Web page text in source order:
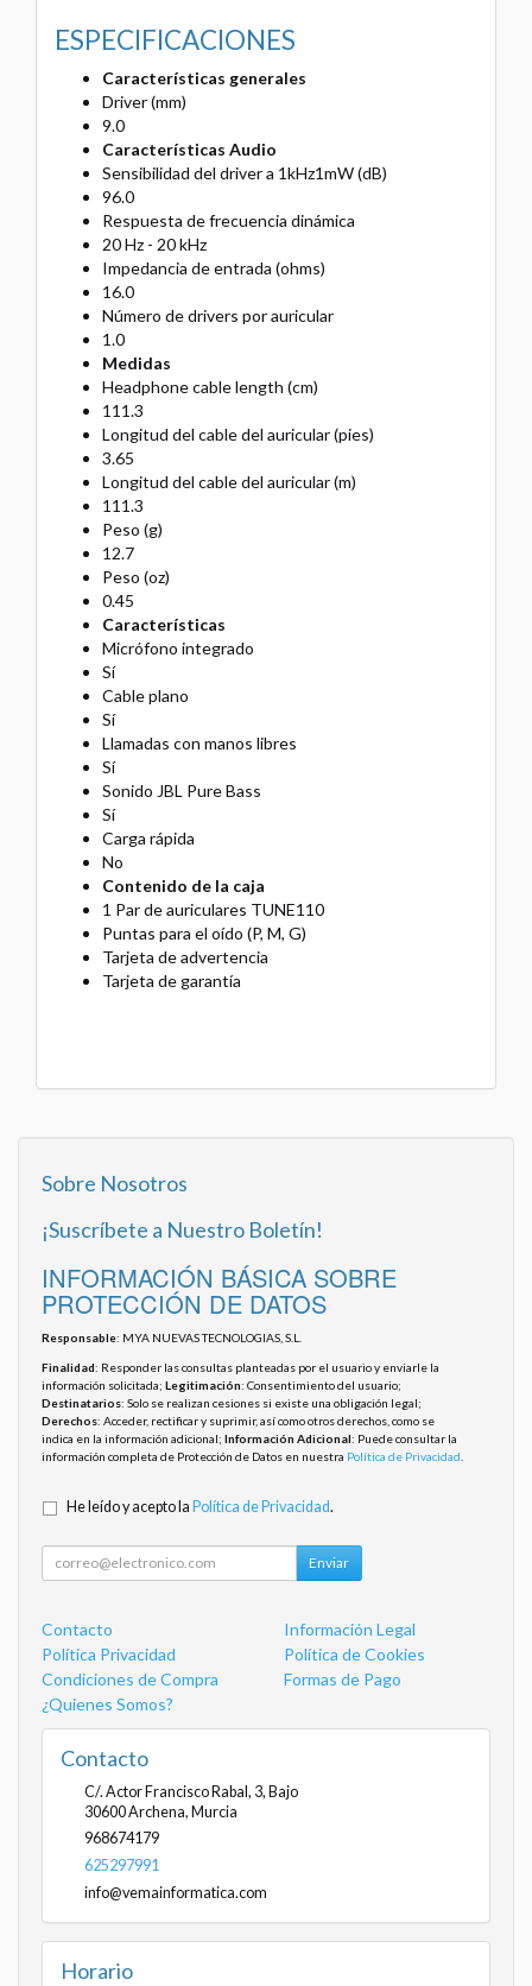
ESPECIFICACIONES
Características generales
Driver (mm)
9.0
Características Audio
Sensibilidad del driver a 1kHz1mW (dB)
96.0
Respuesta de frecuencia dinámica
20 Hz - 20 kHz
Impedancia de entrada (ohms)
16.0
Número de drivers por auricular
1.0
Medidas
Headphone cable length (cm)
111.3
Longitud del cable del auricular (pies)
3.65
Longitud del cable del auricular (m)
111.3
Peso (g)
12.7
Peso (oz)
0.45
Características
Micrófono integrado
Sí
Cable plano
Sí
Llamadas con manos libres
Sí
Sonido JBL Pure Bass
Sí
Carga rápida
No
Contenido de la caja
1 Par de auriculares TUNE110
Puntas para el oído (P, M, G)
Tarjeta de advertencia
Tarjeta de garantía
Sobre Nosotros
¡Suscríbete a Nuestro Boletín!
INFORMACIÓN BÁSICA SOBRE
PROTECCIÓN DE DATOS
Responsable: MYA NUEVAS TECNOLOGIAS, S.L.
Finalidad: Responder las consultas planteadas por el usuario y enviarle la
información solicitada; Legitimación: Consentimiento del usuario;
Destinatarios: Solo se realizan cesiones si existe una obligación legal;
Derechos: Acceder, rectificar y suprimir, así como otros derechos, como se
indica en la información adicional; Información Adicional: Puede consultar la
información completa de Protección de Datos en nuestra Política de Privacidad
He leído y acepto la Política de Privacidad.
Enviar
Contacto
Información Legal
Política Privacidad
Política de Cookies
Condiciones de Compra
Formas de Pago
¿Quienes Somos?
Contacto
C/. Actor Francisco Rabal, 3, Bajo
30600Archena, Murcia
968674179
625297991
info@vemainformatica.com
Horario